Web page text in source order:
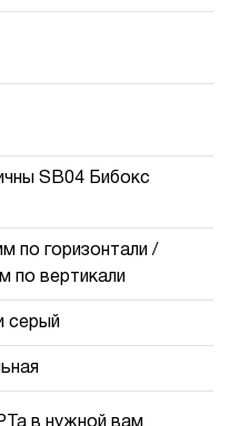
SB04 Бибокс
по горизонтали /
по вертикали
серый
в нужной вам